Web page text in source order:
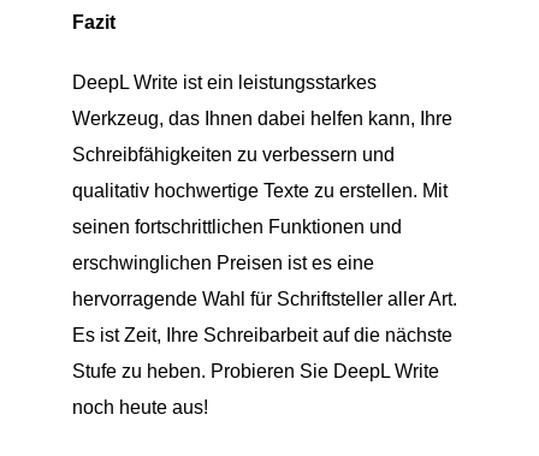
Fazit
DeepL Write ist ein leistungsstarkes
Werkzeug, das Ihnen dabei helfen kann, Ihre
Schreibfähigkeiten zu verbessern und
qualitativ hochwertige Texte zu erstellen. Mit
seinen fortschrittlichen Funktionen und
erschwinglichen Preisen ist es eine
hervorragende Wahl für Schriftsteller aller Art.
Es ist Zeit, Ihre Schreibarbeit auf die nächste
Stufe zu heben. Probieren Sie DeepL Write
noch heute aus!